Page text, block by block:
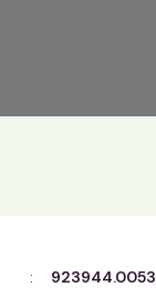
923944.0053